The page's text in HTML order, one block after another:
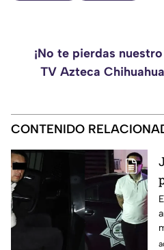
¡No te pierdas
TV Azteca
CONTENIDO